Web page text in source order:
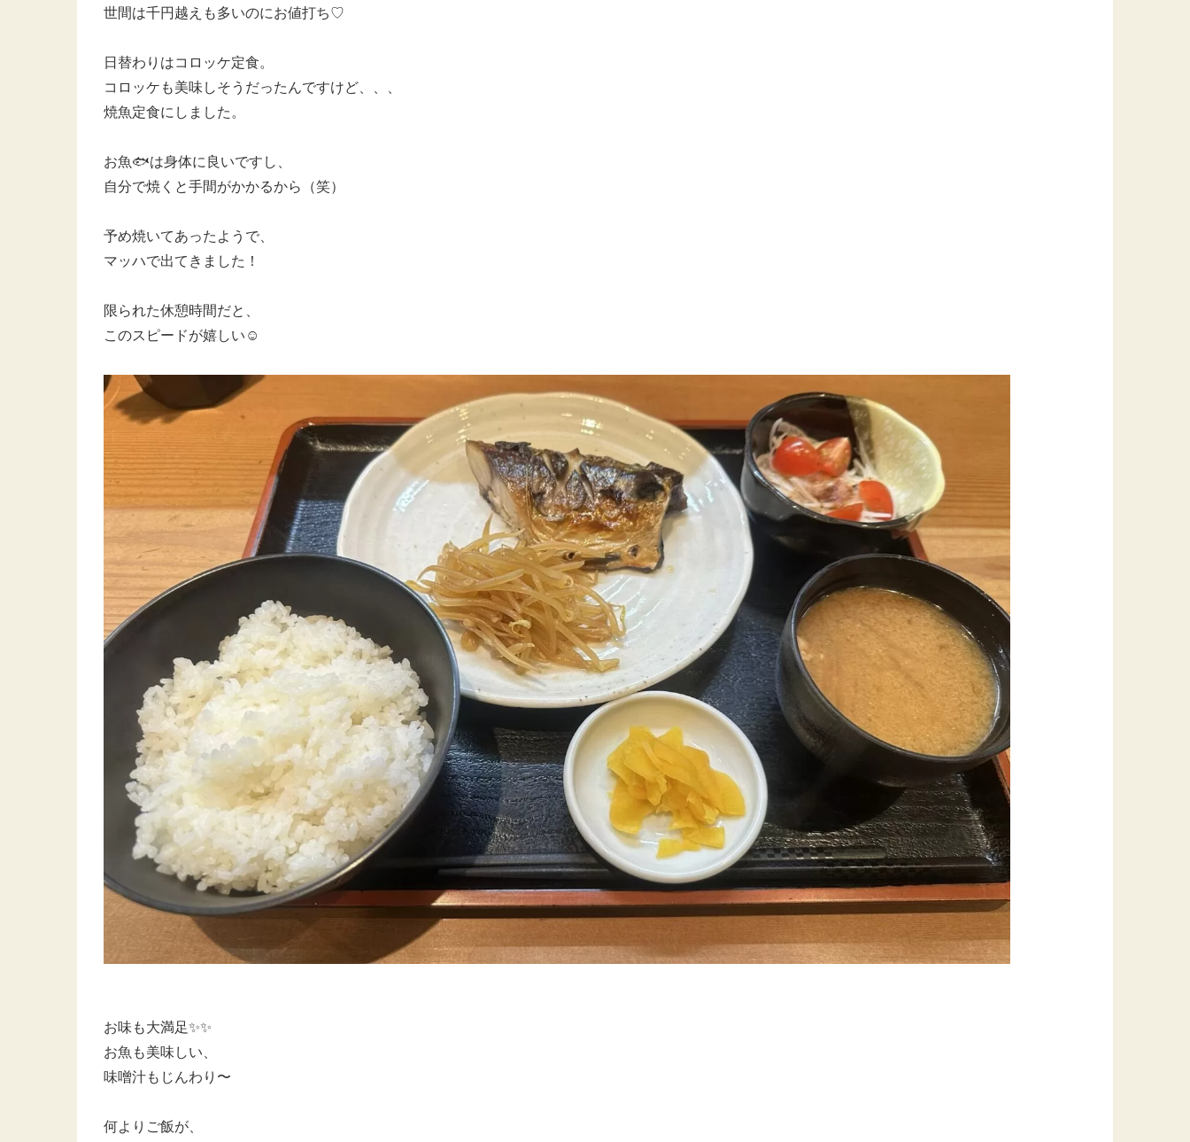
世間は千円越えも多いのにお値打ち♡
日替わりはコロッケ定食。
コロッケも美味しそうだったんですけど、、、
焼魚定食にしました。
お魚🐟は身体に良いですし、
自分で焼くと手間がかかるから（笑）
予め焼いてあったようで、
マッハで出てきました！
限られた休憩時間だと、
このスピードが嬉しい☺️
お味も大満足✨✨
お魚も美味しい、
味噌汁もじんわり〜
何よりご飯が、